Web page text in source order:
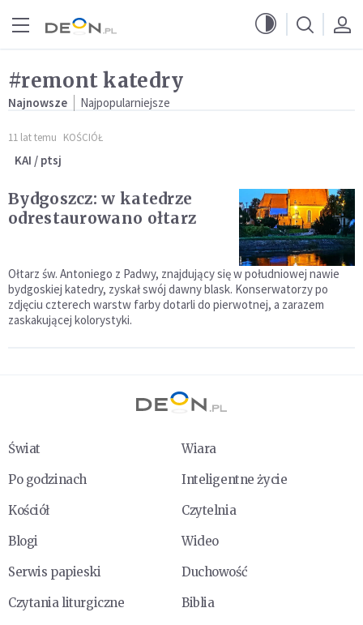
#remont katedry
Najnowsze Najpopularniejsze
11 lat temu KOŚCIÓŁ
KAI / ptsj
Bydgoszcz: w katedrze
odrestaurowano ołtarz
Ołtarz św. Antoniego z Padwy, znajdujący się w południowej nawie
bydgoskiej katedry, zyskał swój dawny blask. Konserwatorzy po
zdjęciu czterech warstw farby dotarli do pierwotnej, a zarazem
zaskakującej kolorystyki.
Świat
Wiara
Po godzinach
Inteligentne życie
Kościół
Czytelnia
Blogi
Wideo
Serwis papieski
Duchowość
Czytania liturgiczne
Biblia